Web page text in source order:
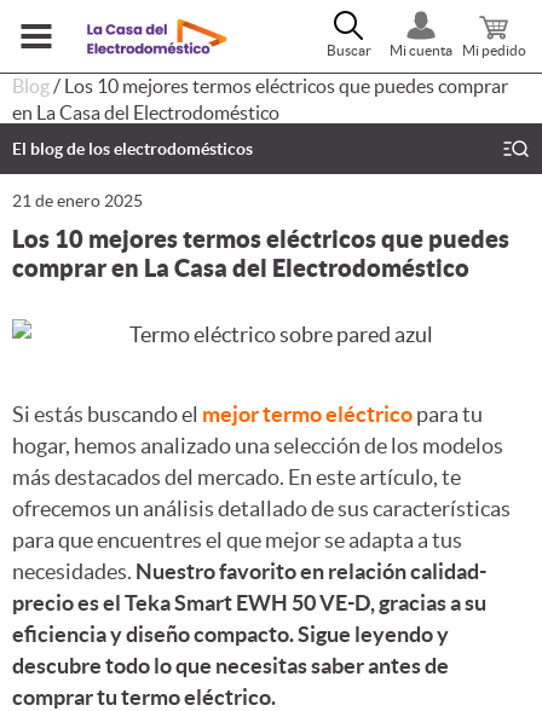
Buscar Mi cuenta Mi pedido
Blog/ Los 10 mejores termos eléctricos que puedes comprar
en La Casa del Electrodoméstico
El blog de los electrodomésticos
21 de enero 2025
Los 10 mejores termos eléctricos que puedes
comprar en La Casa del Electrodoméstico
Si estás buscando el mejor termo eléctricopara tu
hogar, hemos analizado una selección de los modelos
más destacados del mercado. En este artículo, te
ofrecemos un análisis detallado de sus características
para que encuentres el que mejor se adapta a tus
necesidades. Nuestro favorito en relación calidad-
precio es el Teka Smart EWH 50 VE-D, gracias a su
eficiencia y diseño compacto. Sigue leyendo y
descubre todo lo que necesitas saber antes de
comprar tu termo eléctrico.